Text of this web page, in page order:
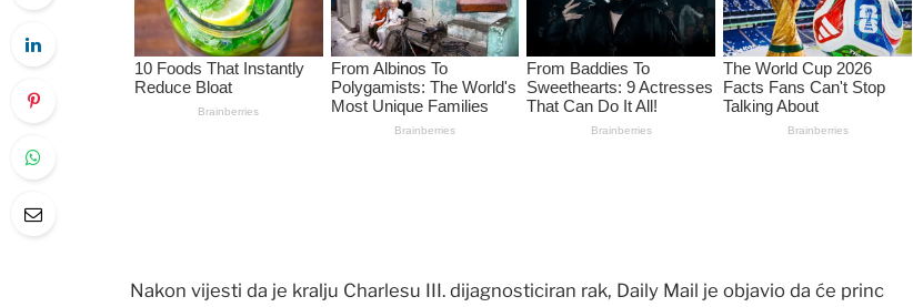
Nakon vijesti da je kralju Charlesu III. dijagnosticiran rak, Daily Mail je objavio da će princ